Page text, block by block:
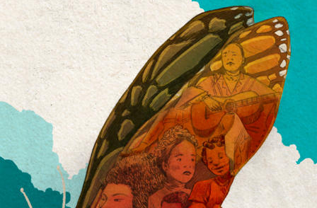
Y SEREMOS TAN LIBRES
2025